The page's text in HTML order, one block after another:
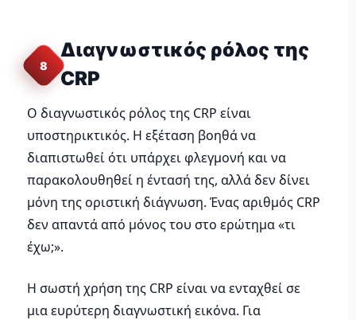
8
Διαγνωστικός ρόλος της
CRP
Ο διαγνωστικός ρόλος της CRP είναι
υποστηρικτικός. Η εξέταση βοηθά να
διαπιστωθεί ότι υπάρχει φλεγμονή και να
παρακολουθηθεί η έντασή της, αλλά δεν δίνει
μόνη της οριστική διάγνωση. Ένας αριθμός CRP
δεν απαντά από μόνος του στο ερώτημα «τι
έχω;».
Η σωστή χρήση της CRP είναι να ενταχθεί σε
μια ευρύτερη διαγνωστική εικόνα. Για